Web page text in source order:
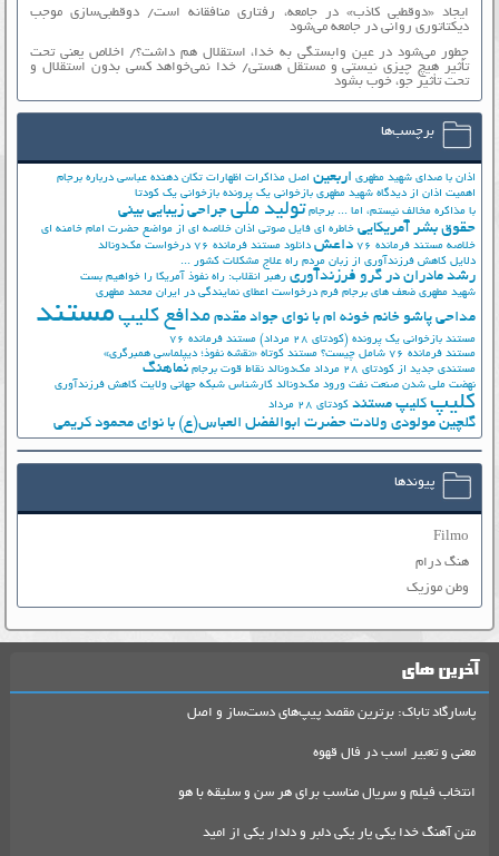
ایجاد «دوقطبی کاذب» در جامعه، رفتاری منافقانه است/ دوقطبی‌سازی موجب
دیکتاتوری روانی در جامعه می‌شود
چطور می‌شود در عین وابستگی به خدا، استقلال هم داشت؟/ اخلاص یعنی تحت
تأثیر هیچ چیزی نیستی و مستقل هستی/ خدا نمی‌خواهد کسی بدون استقلال و
تحت تأثیر جوّ، خوب بشود
برچسب‌ها
اذان با صدای شهید مطهری اربعین اصل مذاکرات اظهارات تکان دهنده عباسی درباره برجام
اهمیت اذان از دیدگاه شهید مطهری بازخوانی یک پرونده بازخوانی یک کودتا
با مذاکره مخالف نیستم، اما ... برجام تولید ملی جراحی زیبایی بینی
حقوق بشر آمریکایی خاطره ای فایل صوتی اذان خلاصه ای از مواضع حضرت امام خامنه ای
خلاصه مستند فرمانده 76
داعش دانلود مستند فرمانده 76
درخواست مک‌دونالد
دلایل کاهش فرزندآوری از زبان مردم راه علاج مشکلات کشور ...
رشد مادران در گرو فرزندآوری رهبر انقلاب: راه نفوذ آمریکا را خواهیم بست
شهید مطهری ضعف های برجام فرم درخواست اعطای نمایندگی در ایران محمد مطهری
مداحی پاشو خانم خونه ام با نوای جواد مقدم مدافع کلیپ مستند
مستند بازخوانی یک پرونده (کودتای 28 مرداد)
مستند فرمانده 76
مستند فرمانده 76 شامل چیست؟
مستند کوتاه «نقشه نفوذ؛ دیپلماسی همبرگری»
مستندی جدید از کودتای 28 مرداد
مک‌دونالد نقاط قوت برجام نماهنگ
نهضت ملي شدن صنعت نفت ورود مک‌دونالد کارشناس شبکه جهانی ولایت کاهش فرزندآوری
کلیپ کلیپ مستند کودتای 28 مرداد
گلچین مولودی ولادت حضرت ابوالفضل العباس(ع) با نوای محمود کریمی
پیوندها
Filmo
هنگ درام
وطن موزیک
آخرین های
پاسارگاد تاباک: برترین مقصد پیپ‌های دست‌ساز و اصل
معنی و تعبیر اسب در فال قهوه
انتخاب فیلم و سریال مناسب برای هر سن و سلیقه با هو
متن آهنگ خدا یکی یار یکی دلبر و دلدار یکی از امید